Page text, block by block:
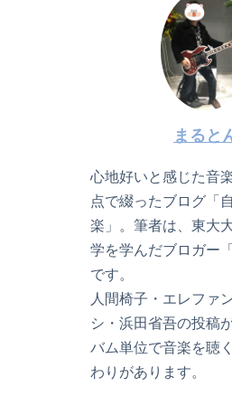
まると
心地好いと感じた音
点で綴ったブログ「
楽」。筆者は、東大
学を学んだブロガー
です。
人間椅子・エレファ
シ・浜田省吾の投稿
バム単位で音楽を聴
わりがあります。